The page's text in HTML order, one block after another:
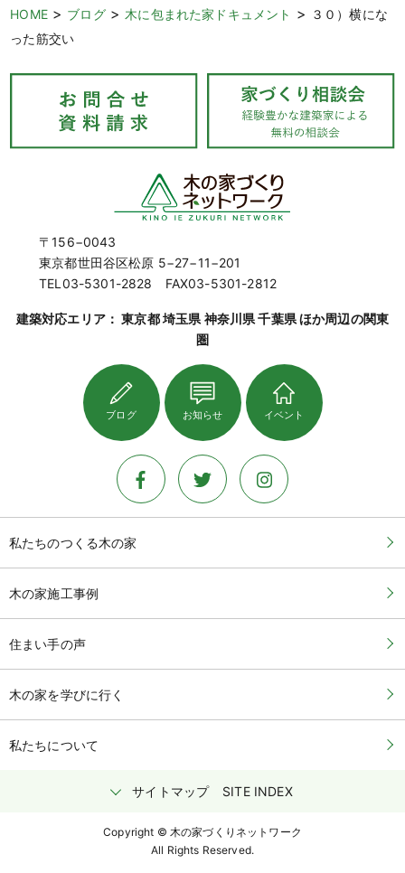
HOME> ブログ>木に包まれた家ドキュメント > ３０）横にな
った筋交い
〒156−0043
東京都世田谷区松原 5−27−11−201
TEL03-5301-2828 FAX03-5301-2812
建築対応エリア： 東京都 埼玉県 神奈川県 千葉県 ほか周辺の関東
圏
ブログ お知らせ イベント
私たちのつくる木の家
木の家施工事例
住まい手の声
木の家を学びに行く
私たちについて
サイトマップ SITE INDEX
Copyright © 木の家づくりネットワーク
All Rights Reserved.